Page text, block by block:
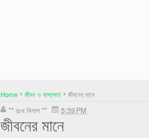
Home জীবন ও বাস্তবতা জীবনের মানে
** দুঃখ বিলাস ** 5:39 PM
জীবনের মানে